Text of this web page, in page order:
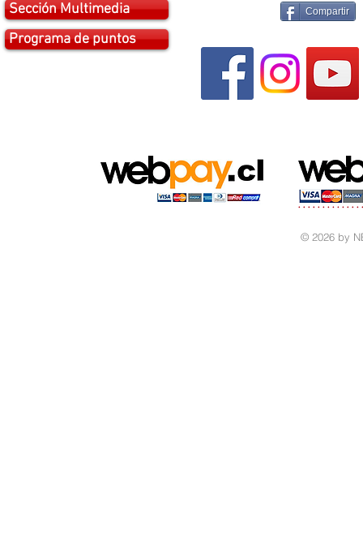
Sección Multimedia
Programa de puntos
Compartir
© 2026 by